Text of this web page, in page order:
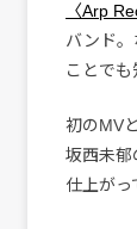
〈Arp
バンド
ことでも
初のMV
坂西未郁
仕上がっ